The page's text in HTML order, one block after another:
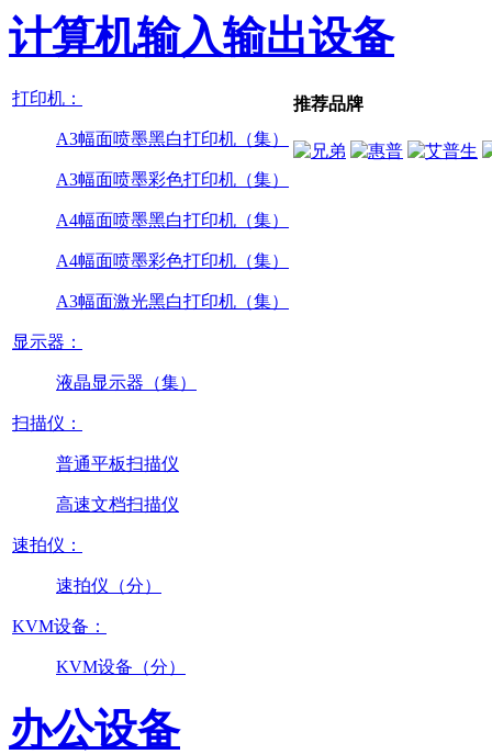
计算机输入输出设备
打印机：
A3幅面喷墨黑白打印机（集）
A3幅面喷墨彩色打印机（集）
A4幅面喷墨黑白打印机（集）
A4幅面喷墨彩色打印机（集）
A3幅面激光黑白打印机（集）
显示器：
液晶显示器（集）
扫描仪：
普通平板扫描仪
高速文档扫描仪
速拍仪：
速拍仪（分）
KVM设备：
KVM设备（分）
推荐品牌
办公设备